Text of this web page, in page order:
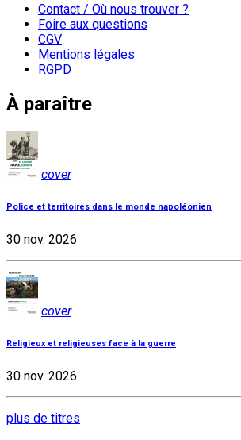
Contact / Où nous trouver ?
Foire aux questions
CGV
Mentions légales
RGPD
À paraître
cover
Police et territoires dans le monde napoléonien
30 nov. 2026
cover
Religieux et religieuses face à la guerre
30 nov. 2026
plus de titres